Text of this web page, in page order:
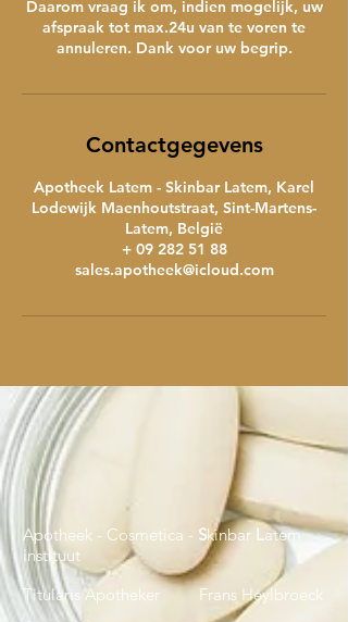
Daarom vraag ik om, indien mogelijk, uw
afspraak tot max.24u van te voren te
annuleren. Dank voor uw begrip.
Contactgegevens
Apotheek Latem - Skinbar Latem, Karel
Lodewijk Maenhoutstraat, Sint-Martens-
Latem, België
+ 09 282 51 88
sales.apotheek@icloud.com
Apotheek - Cosmetica - Skinbar Latem
instituut
Titularis Apotheker Frans Heylbroeck